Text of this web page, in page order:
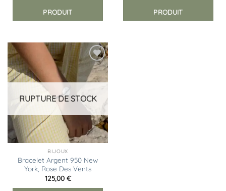
PRODUIT
PRODUIT
Ajouter
à la
liste
RUPTURE DE STOCK
BIJOUX
Bracelet Argent 950 New
York, Rose Des Vents
125,00 €